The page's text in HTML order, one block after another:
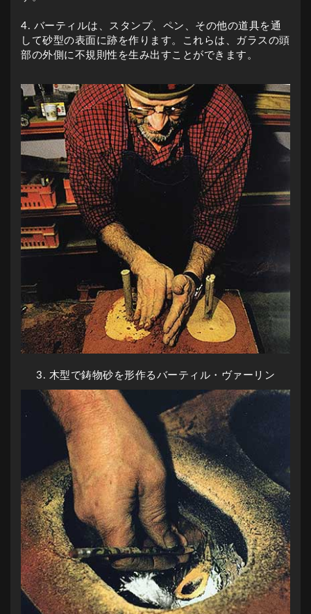
4. バーティルは、スタンプ、ペン、その他の道具を通
して砂型の表面に跡を作ります。これらは、ガラスの頭
部の外側に不規則性を生み出すことができます。
3. 木型で鋳物砂を形作るバーティル・ヴァーリン